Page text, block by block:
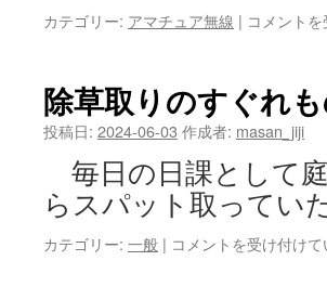
カテゴリー: アマチュア無線 | SBE
Linear-
Amp
Failure
は
コメント
除草取りのすぐれ
投稿日: 2024-06-03 作成者: masan_jiji
毎日の日課として
らスパット取って
カテゴリー: 一般 | 除
コメントを受け付け